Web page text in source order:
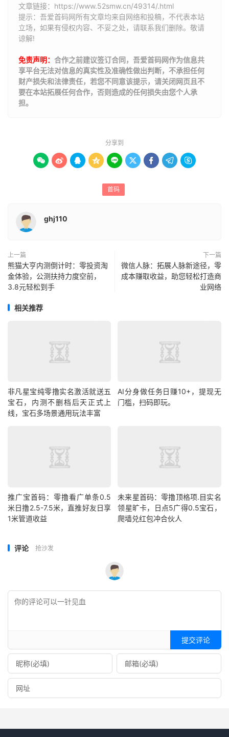
文章链接： https://www.52smw.cn/49314/.html
提示：吾爱首码网所有文章均来自网络和投稿，不代表本站
立场，如果有侵权内容、不妥之处，请联系我们删除。敬请
谅解!
免责声明： 合作之前建议签订合同，吾爱首码网作为信息共
享平台无法对信息的真实性及准确性做出判断，不承担任何
财产损失和法律责任，若您不同意该提示，请关闭网页且不
要在本站拓展任何合作，否则造成的任何损失由您个人承
担。
分享到
        
首码
ghj110
上一篇
熊猫大亨内测倒计时：零投资淘
金体验，公测扶持力度空前，
3.8元轻松到手
下一篇
微信人脉：拓展人脉新途径，零
成本赚取收益，助您轻松打造商
业网络
相关推荐
非凡星宝纯零撸实名激活就送五
宝石，内测不删档后天正式上
线，宝石多场景通用玩法丰富
AI分身做任务日赚10+，提现无
门槛，扫码即玩。
推广宝首码：零撸看广单条0.5
米日撸2.5-7.5米，直推好友日享
1米管道收益
未来星首码：零撸顶格项.目实名
领星旷卡，日点5广得0.5宝石，
爬墙兑红包冲合伙人
评论 抢沙发
提交评论